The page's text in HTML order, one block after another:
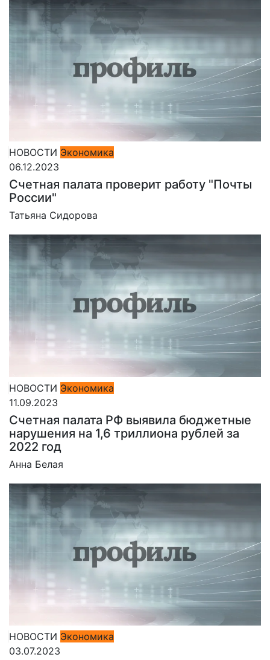
НОВОСТИ Экономика
06.12.2023
Счетная палата проверит работу "Почты
России"
Татьяна Сидорова
НОВОСТИ Экономика
11.09.2023
Счетная палата РФ выявила бюджетные
нарушения на 1,6 триллиона рублей за
2022 год
Анна Белая
НОВОСТИ Экономика
03.07.2023